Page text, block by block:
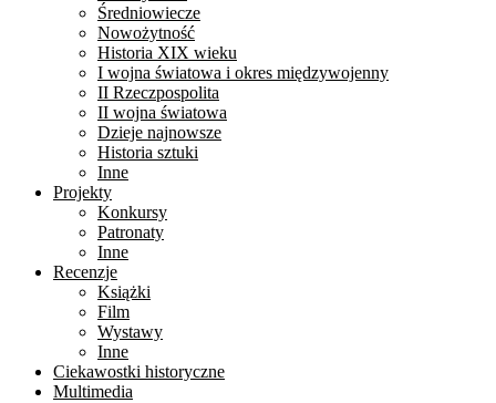
Średniowiecze
Nowożytność
Historia XIX wieku
I wojna światowa i okres międzywojenny
II Rzeczpospolita
II wojna światowa
Dzieje najnowsze
Historia sztuki
Inne
Projekty
Konkursy
Patronaty
Inne
Recenzje
Książki
Film
Wystawy
Inne
Ciekawostki historyczne
Multimedia